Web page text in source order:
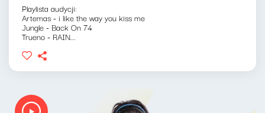
Playlista audycji:
Artemas - i like the way you kiss me
Jungle - Back On 74
Trueno - RAIN...